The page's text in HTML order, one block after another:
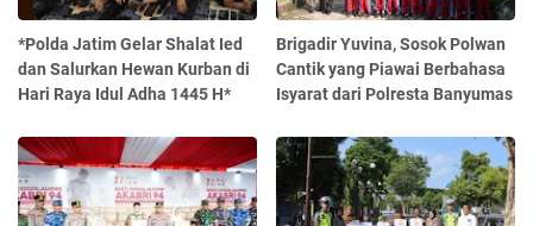
*Polda Jatim Gelar Shalat Ied
dan Salurkan Hewan Kurban di
Hari Raya Idul Adha 1445 H*
Brigadir Yuvina, Sosok Polwan
Cantik yang Piawai Berbahasa
Isyarat dari Polresta Banyumas